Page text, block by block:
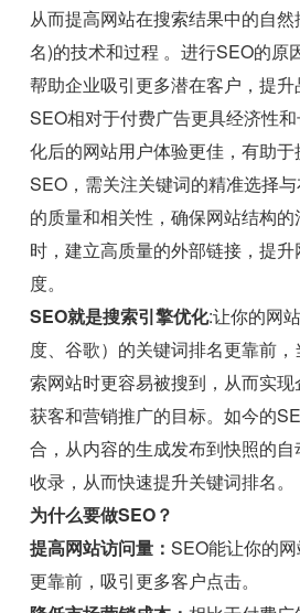
从而提高网站在搜索结果中的自
名)的技术和过程 。进行SEO的原
帮助企业吸引更多潜在客户，提升
SEO相对于付费广告更具经济性
化后的网站用户体验更佳，有助
SEO，需关注关键词的精准选择
的质量和相关性，确保网站结构
时，建立高质量的外部链接，提
度。
SEO就是搜索引擎优化:让你的网
度、谷歌）的关键词排名更靠前
索网站时更容易被搜到，从而实
获客和营销推广的目标。如今的
合，从内容的生成发布到快照的
收录，从而快速提升关键词排名。
为什么要做SEO？
提高网站访问量：SEO能让你的
更靠前，吸引更多客户点击。